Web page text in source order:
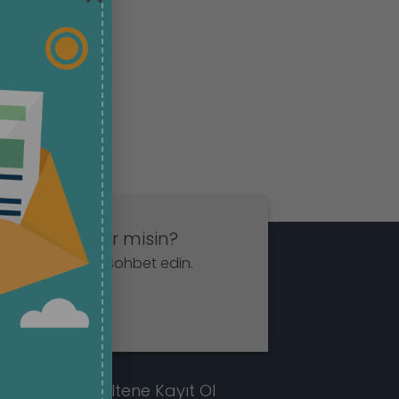
etmek ister misin?
aracılığıyla sohbet edin.
E-Bültene Kayıt Ol